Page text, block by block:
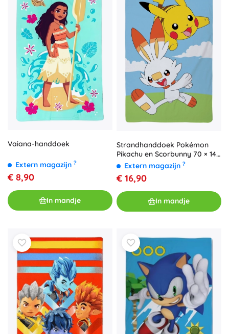
Vaiana-handdoek
Extern magazijn ?
€ 8,90
In mandje
Strandhanddoek Pokémon
Pikachu en Scorbunny 70 × 140
cmExtern magazijn ?
€ 16,90
In mandje